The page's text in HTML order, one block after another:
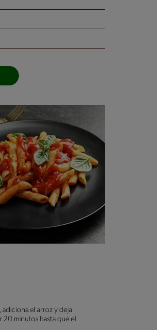
adiciona el arroz y deja
20 minutos hasta que el